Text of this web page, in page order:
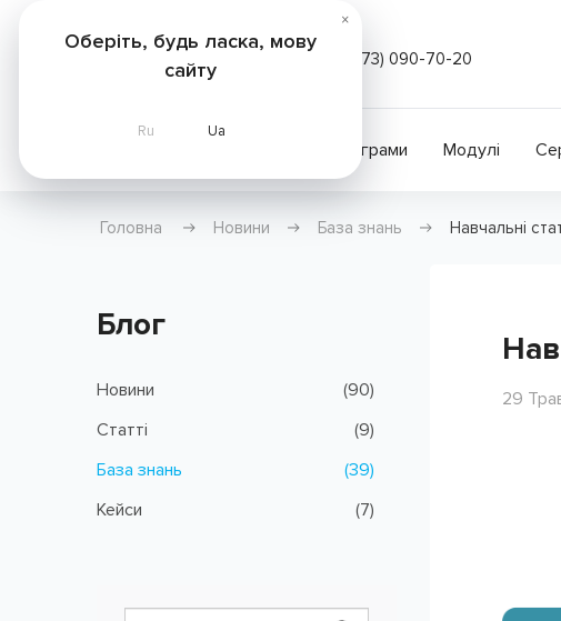
(073) 090-70-20
Програми Модулі
Головна Новини База знань Навчальні
Блог
Новини
(90)
Статті
(9)
База знань
(39)
Кейси
(7)
29
×
Оберіть, будь ласка, мову
сайту
Ru Ua